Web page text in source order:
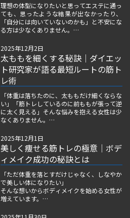
理想の体型になりたいと思ってエステに通っ
ても、思ったような結果が出なかったり、
「自分には向いていないのかも」と不安にな
る方は少なくありません。
実はエステでしっかり結果を出している人に
は共通点があります。
それは“受け身ではなく、自分の体を理解し
ながら正しくエステを活用している”という
こと。
本記...
太ももを細くする秘訣｜ダイエッ
ト研究家が語る最短ルートの筋ト
レ術
2025年12月2日
「体重は落ちたのに、太ももだけ細くならな
い」「筋トレしているのに前ももが張って逆
に太く見える」そんな悩みを抱える女性は少
なくありません。
効果になりやすい部位”。
筋肉の使い方・骨盤の位置・歩き方など、日
常のクセが太ももの太さを左右します。
本記事では、太も...
美しく痩せる筋トレの極意｜ボデ
ィメイク成功の秘訣とは
2025年12月1日
「ただ体重を落とすだけじゃなく、しなやか
で美しい体になりたい」
そんな想いからボディメイクを始める女性が
増えています。
太くなった気がする」「全然痩せない」な